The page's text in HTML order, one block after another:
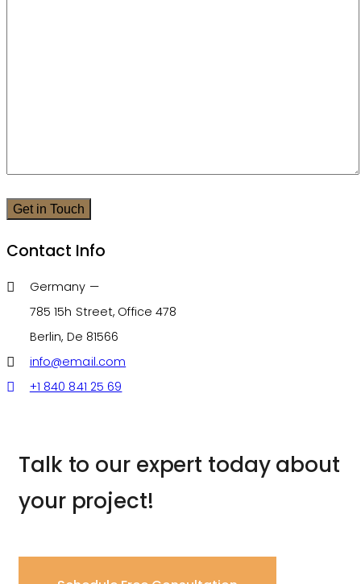
Contact Info
Germany —
785 15h Street, Office 478
Berlin, De 81566
info@email.com
+1 840 841 25 69
Talk to our expert today about
your project!